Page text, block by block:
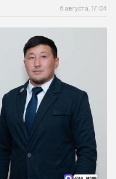
6 августа, 17:04